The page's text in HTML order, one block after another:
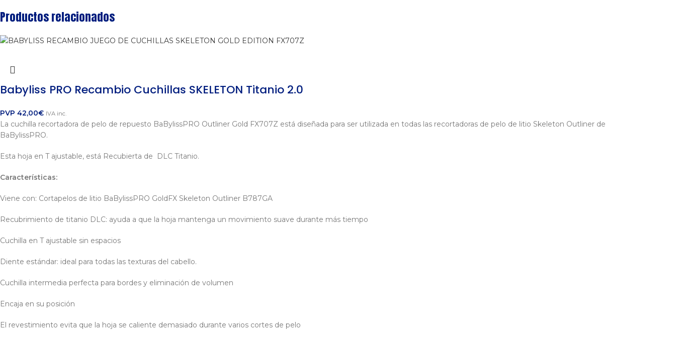
Productos relacionados
Babyliss PRO Recambio Cuchillas SKELETON Titanio 2.0
PVP 42,00€ IVA inc.
La cuchilla recortadora de pelo de repuesto BaBylissPRO Outliner Gold FX707Z está diseñada para ser utilizada en todas las recortadoras de pelo de litio Skeleton Outliner de
BaBylissPRO.
Esta hoja en T ajustable, está Recubierta de DLC Titanio.
Características:
Viene con: Cortapelos de litio BaBylissPRO GoldFX Skeleton Outliner B787GA
Recubrimiento de titanio DLC: ayuda a que la hoja mantenga un movimiento suave durante más tiempo
Cuchilla en T ajustable sin espacios
Diente estándar: ideal para todas las texturas del cabello.
Cuchilla intermedia perfecta para bordes y eliminación de volumen
Encaja en su posición
El revestimiento evita que la hoja se caliente demasiado durante varios cortes de pelo